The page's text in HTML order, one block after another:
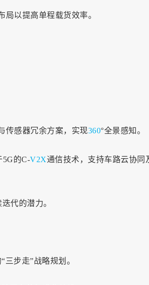
以提高单程载货效率。
传感器冗余方案，实现360°全景感知。
5G的C-V2X通信技术，支持车路云协同
代的潜力。
步走”战略规划。